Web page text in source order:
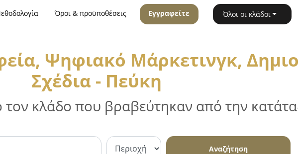
Όροι & προϋποθέσεις Εγγραφείτε Όλοι οι κλάδοι
Ψηφιακό Μάρκετινγκ,
Σχέδια - Πεύκη
τον κλάδο που βραβεύτηκαν από την
Αναζήτηση